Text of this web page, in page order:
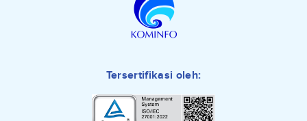
Tersertifikasi oleh: